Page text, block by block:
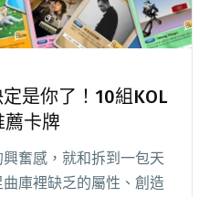
定是你了！10組KOL
薦卡牌
奮感，就和拆到一包天
庫裡缺乏的屬性、創造